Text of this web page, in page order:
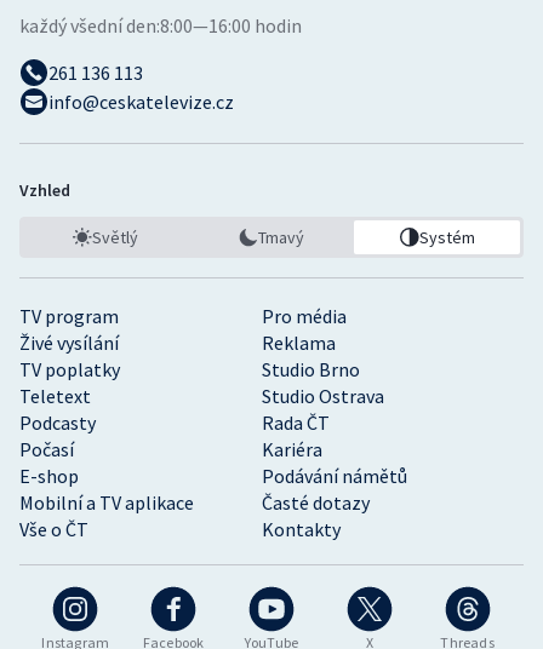
Instagram Facebook YouTube X Threads
TV program
Pro média
Živé vysílání
Reklama
TV poplatky
Studio Brno
Teletext
Studio Ostrava
Podcasty
Rada ČT
Počasí
Kariéra
E-shop
Podávání námětů
Mobilní a TV aplikace
Časté dotazy
Vše o ČT
Kontakty
každý všední den:8:00—16:00 hodin
261 136 113
info@ceskatelevize.cz
Vzhled
Světlý Tmavý Systém